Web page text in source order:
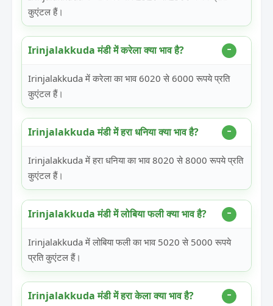
कुएंटल हैं।
Irinjalakkuda मंडी में करेला क्या भाव है?
Irinjalakkuda में करेला का भाव 6020 से 6000 रूपये प्रति
कुएंटल हैं।
Irinjalakkuda मंडी में हरा धनिया क्या भाव है?
Irinjalakkuda में हरा धनिया का भाव 8020 से 8000 रूपये प्रति
कुएंटल हैं।
Irinjalakkuda मंडी में लोबिया फली क्या भाव है?
Irinjalakkuda में लोबिया फली का भाव 5020 से 5000 रूपये
प्रति कुएंटल हैं।
Irinjalakkuda मंडी में हरा केला क्या भाव है?